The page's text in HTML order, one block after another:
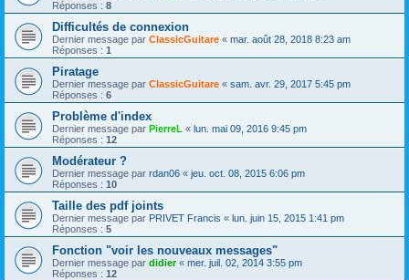
Réponses : 8
Difficultés de connexion
Dernier message par ClassicGuitare « mar. août 28, 2018 8:23 am
Réponses : 1
Piratage
Dernier message par ClassicGuitare « sam. avr. 29, 2017 5:45 pm
Réponses : 6
Problème d'index
Dernier message par PierreL « lun. mai 09, 2016 9:45 pm
Réponses : 12
Modérateur ?
Dernier message par rdan06 « jeu. oct. 08, 2015 6:06 pm
Réponses : 10
Taille des pdf joints
Dernier message par PRIVET Francis « lun. juin 15, 2015 1:41 pm
Réponses : 5
Fonction "voir les nouveaux messages"
Dernier message par didier« mer. juil. 02, 2014 3:55 pm
Réponses : 12